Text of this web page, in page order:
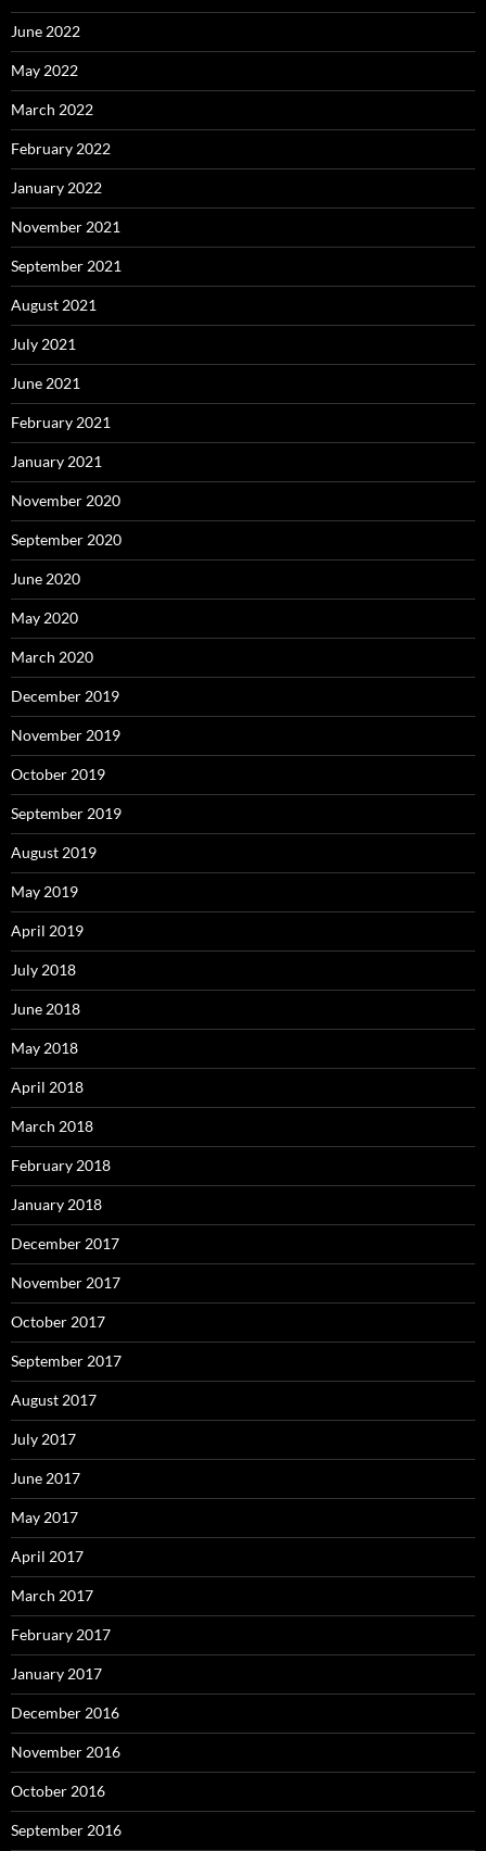
June 2022
May 2022
March 2022
February 2022
January 2022
November 2021
September 2021
August 2021
July 2021
June 2021
February 2021
January 2021
November 2020
September 2020
June 2020
May 2020
March 2020
December 2019
November 2019
October 2019
September 2019
August 2019
May 2019
April 2019
July 2018
June 2018
May 2018
April 2018
March 2018
February 2018
January 2018
December 2017
November 2017
October 2017
September 2017
August 2017
July 2017
June 2017
May 2017
April 2017
March 2017
February 2017
January 2017
December 2016
November 2016
October 2016
September 2016